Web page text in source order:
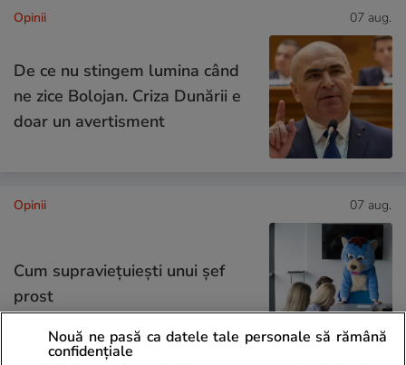
Opinii 07 aug.
De ce nu stingem lumina când
ne zice Bolojan. Criza Dunării e
doar un avertisment
Opinii 07 aug.
Cum supraviețuiești unui șef
prost
Nouă ne pasă ca datele tale personale să rămână
confidențiale